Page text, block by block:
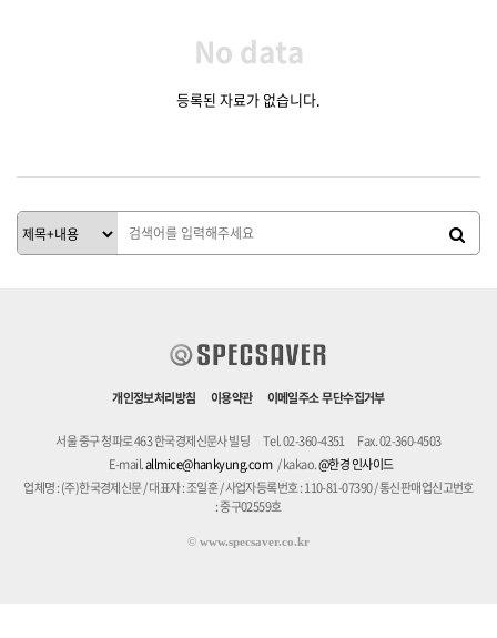
No data
등록된 자료가 없습니다.
개인정보처리방침 이용약관 이메일주소 무단수집거부
서울 중구 청파로 463 한국경제신문사 빌딩 Tel. 02-360-4351
Fax. 02-360-4503
E-mail.allmice@hankyung.com / kakao.@한경 인사이드
업체명 : (주)한국경제신문 / 대표자 : 조일훈 / 사업자등록번호 : 110-81-07390 / 통신판매업신고번호
: 중구02559호
© www.specsaver.co.kr